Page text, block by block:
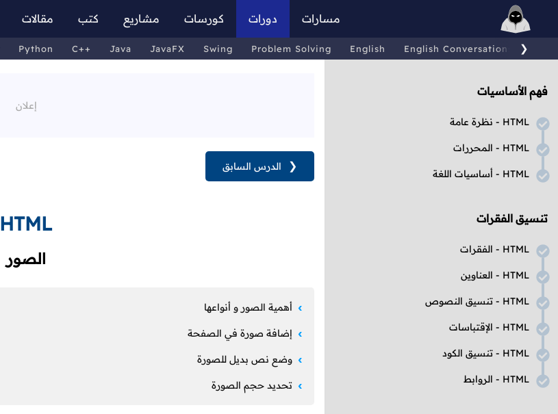
مسارات دورات كورسات مشاريع كتب مقالات
Python C++ Java JavaFX Swing Problem Solving English English Conversations ❯
فهم الأساسيات
HTML - نظرة عامة
HTML - المحررات
HTML - أساسيات اللغة
تنسيق الفقرات
HTML - الفقرات
HTML - العناوين
HTML - تنسيق النصوص
HTML - الإقتباسات
HTML - تنسيق الكود
HTML - الروابط
❮ الدرس السابق
HTML
الصور
أهمية الصور و أنواعها
إضافة صورة في الصفحة
وضع نص بديل للصورة
تحديد حجم الصورة